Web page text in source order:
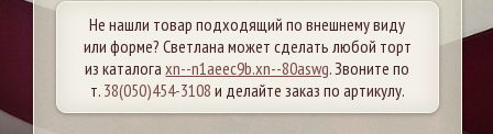
Не нашли товар подходящий по внешнему виду
или форме? Светлана может сделать любой торт
из каталогаxn--n1aeec9b.xn--80aswg. Звоните по
т. 38(050)454-3108 и делайте заказ по артикулу.